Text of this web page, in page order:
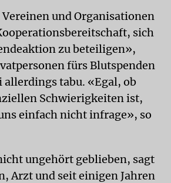
und Organisationen
sich
zu beteiligen»,
fürs Blutspenden
allerdings tabu. «Egal, ob
Schwierigkeiten ist,
einfach nicht infrage», so
ungehört geblieben, sagt
Arzt und seit einigen Jahren